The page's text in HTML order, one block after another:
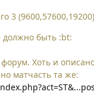
3 (9600,57600,19200)
быть :bt:
Хоть и
матчасть та же: